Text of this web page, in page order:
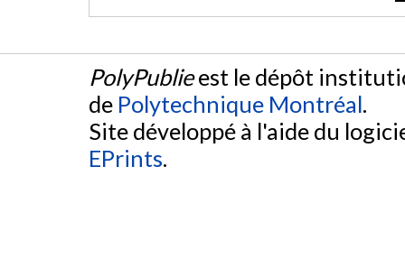
PolyPublieest le dépôt
de Polytechnique Montréal.
Site développé à l'aide du
EPrints.